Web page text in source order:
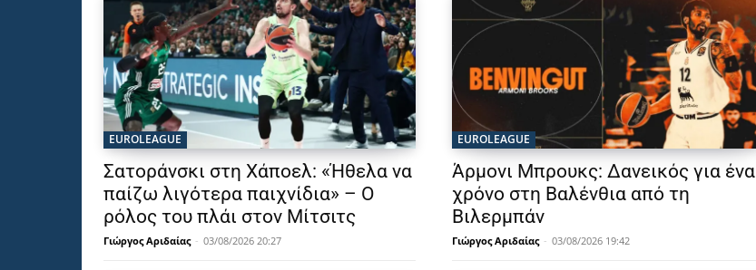
EUROLEAGUE
Σατοράνσκι στη Χάποελ: «Ήθελα να
παίζω λιγότερα παιχνίδια» – Ο
ρόλος του πλάι στον Μίτσιτς
Γιώργος Αριδαίας - 03/08/2026 20:27
EUROLEAGUE
Άρμονι Μπρουκς: Δανεικός για ένα
χρόνο στη Βαλένθια από τη
Βιλερμπάν
Γιώργος Αριδαίας - 03/08/2026 19:42